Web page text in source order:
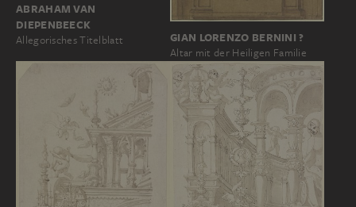
ABRAHAM VAN
DIEPENBEECK
Allegorisches Titelblatt GIAN LORENZO BERNINI ?
Altar mit der Heiligen Familie